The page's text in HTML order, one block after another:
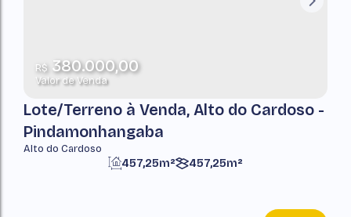
R$380.000,00
Valor de Venda
Lote/Terreno à Venda, Alto do Cardoso -
Pindamonhangaba
Alto do Cardoso
457,25m² 457,25m²